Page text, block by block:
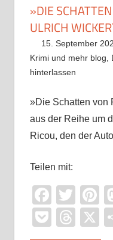
»DIE
ULRICH
15. September
Krimi und mehr blog
hinterlassen
»Die Schatten von
aus der Reihe um
Ricou, den der
Teilen mit:
PocketX